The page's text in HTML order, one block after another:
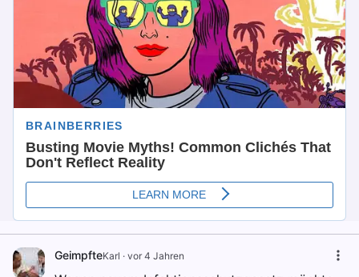
GeimpfteKarl · vor 4 Jahren